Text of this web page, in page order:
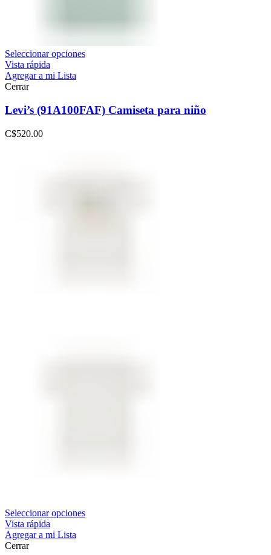
Seleccionar opciones
Vista rápida
Agregar a mi Lista
Cerrar
Levi’s (91A100FAF) Camiseta para niño
C$520.00
Seleccionar opciones
Vista rápida
Agregar a mi Lista
Cerrar